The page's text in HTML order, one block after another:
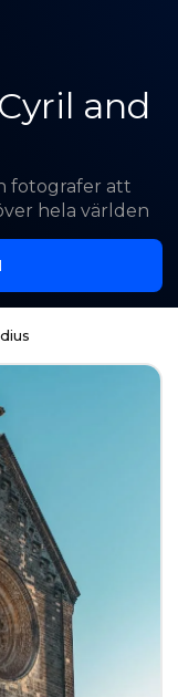
and
fotografer att
hela världen